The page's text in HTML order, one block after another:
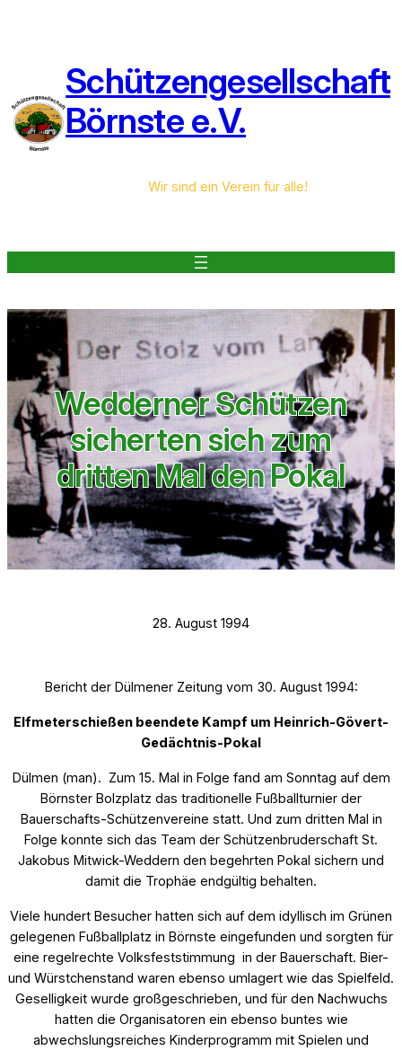
Schützengesellschaft
Börnste e.V.
Wir sind ein Verein für alle!
Wedderner Schützen
sicherten sich zum
dritten Mal den Pokal
28. August 1994
Bericht der Dülmener Zeitung vom 30. August 1994:
Elfmeterschießen beendete Kampf um Heinrich-Gövert-
Gedächtnis-Pokal
Dülmen (man). Zum 15. Mal in Folge fand am Sonntag auf dem
Börnster Bolzplatz das traditionelle Fußballturnier der
Bauerschafts-Schützenvereine statt. Und zum dritten Mal in
Folge konnte sich das Team der Schützenbruderschaft St.
Jakobus Mitwick-Weddern den begehrten Pokal sichern und
damit die Trophäe endgültig behalten.
Viele hundert Besucher hatten sich auf dem idyllisch im Grünen
gelegenen Fußballplatz in Börnste eingefunden und sorgten für
eine regelrechte Volksfeststimmung in der Bauerschaft. Bier-
und Würstchenstand waren ebenso umlagert wie das Spielfeld.
Geselligkeit wurde großgeschrieben, und für den Nachwuchs
hatten die Organisatoren ein ebenso buntes wie
abwechslungsreiches Kinderprogramm mit Spielen und